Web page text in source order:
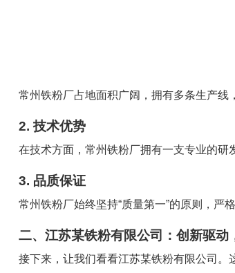
常州铁粉厂占地面积广阔，拥有多条生产线
2. 技术优势
在技术方面，常州铁粉厂拥有一支专业的研
3. 品质保证
常州铁粉厂始终坚持“质量第一”的原则，严
二、江苏某铁粉有限公司：创新驱动
接下来，让我们看看江苏某铁粉有限公司。